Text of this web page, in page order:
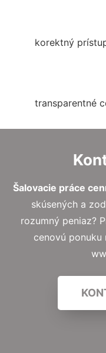
korektný
transparentné
Šalovacie práce
skúsených a
rozumný peniaz?
cenovú ponuku